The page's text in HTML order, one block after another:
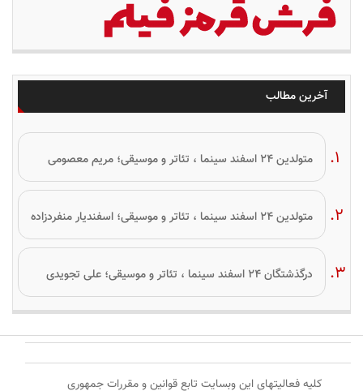
آخرین مطالب
متولدین ۲۴ اسفند سینما ، تئاتر و موسیقی؛ مریم معصومی
متولدین ۲۴ اسفند سینما ، تئاتر و موسیقی؛ اسفندیار منفردزاده
درگذشتگان ۲۴ اسفند سینما ، تئاتر و موسیقی؛ علی تجویدی
کلیه فعالیتهای این وبسایت تابع قوانین و مقررات جمهوری